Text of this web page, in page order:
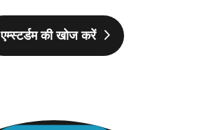
एम्स्टर्डम की खोज करें